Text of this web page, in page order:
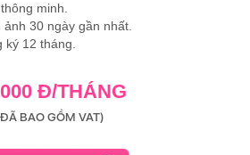
minh.
30 ngày gần nhất.
12 tháng.
Đ/THÁNG
BAO GỒM VAT)